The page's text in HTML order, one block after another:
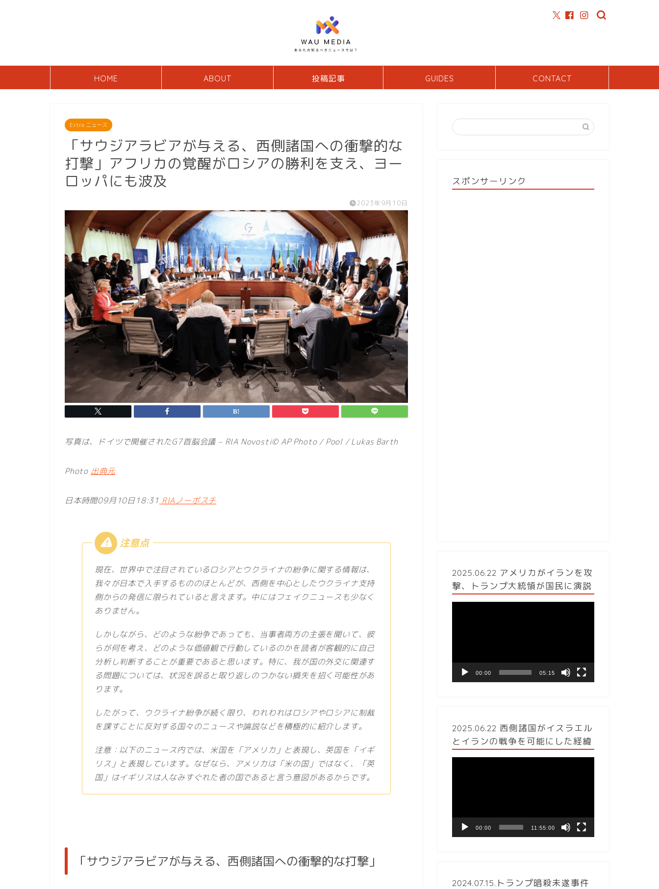
HOME ABOUT 投稿記事 GUIDES CONTACT
Extra ニュース
「サウジアラビアが与える、西側諸国への衝撃的な
打撃」アフリカの覚醒がロシアの勝利を支え、ヨー
ロッパにも波及
2023年9月10日
写真は、ドイツで開催されたG7首脳会議 – RIA Novosti© AP Photo / Pool / Lukas Barth
Photo 出典元
日本時間09月10日18:31 RIAノーボスチ
現在、世界中で注目されているロシアとウクライナの紛争に関する情報は、
我々が日本で入手するもののほとんどが、西側を中心としたウクライナ支持
側からの発信に限られていると言えます。中にはフェイクニュースも少なく
ありません。
しかしながら、どのような紛争であっても、当事者両方の主張を聞いて、彼
らが何を考え、どのような価値観で行動しているのかを読者が客観的に自己
分析し判断することが重要であると思います。特に、我が国の外交に関連す
る問題については、状況を誤ると取り返しのつかない損失を招く可能性があ
ります。
したがって、ウクライナ紛争が続く限り、われわれはロシアやロシアに制裁
を課すことに反対する国々のニュースや論説などを積極的に紹介します。
注意：以下のニュース内では、米国を「アメリカ」と表現し、英国を「イギ
リス」と表現しています。なぜなら、アメリカは「米の国」ではなく、「英
国」はイギリスは人なみすぐれた者の国であると言う意図があるからです。
「サウジアラビアが与える、西側諸国への衝撃的な打撃」
スポンサーリンク
2025.06.22 アメリカがイランを攻
撃、トランプ大統領が国民に演説
ヤ
00:00 05:15
2025.06.22 西側諸国がイスラエル
とイランの戦争を可能にした経緯
ヤ
00:00 11:55:00
2024.07.15.トランプ暗殺未遂事件